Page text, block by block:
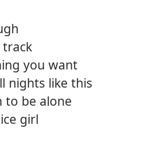
you want
nights like this
be alone
girl